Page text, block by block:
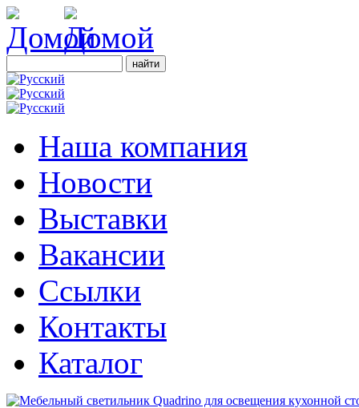
Наша компания
Новости
Выставки
Вакансии
Ссылки
Контакты
Каталог